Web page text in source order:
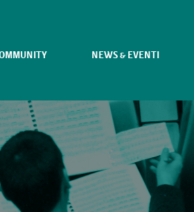
NEWS & EVENTI